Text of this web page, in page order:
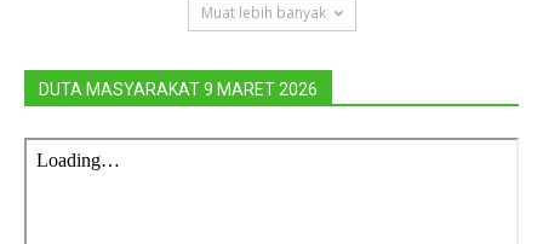
Muat lebih banyak
DUTA MASYARAKAT 9 MARET 2026